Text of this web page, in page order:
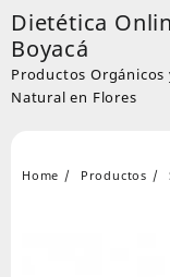
Skip
to
content
Dietética
Boyacá
Productos Orgánicos
Natural en Flores
Home Productos